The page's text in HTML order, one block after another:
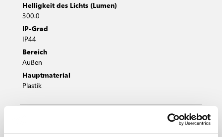
Helligkeit des Lichts (Lumen)
300.0
IP-Grad
IP44
Bereich
Außen
Hauptmaterial
Plastik
Grau
Schwarz